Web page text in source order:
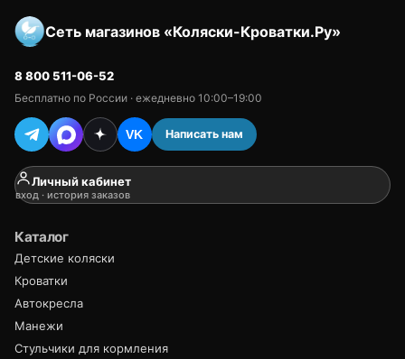
Сеть магазинов «Коляски-Кроватки.Ру»
8 800 511-06-52
Бесплатно по России · ежедневно 10:00–19:00
VK Написать нам
Личный кабинет
вход · история заказов
Каталог
Детские коляски
Кроватки
Автокресла
Манежи
Стульчики для кормления